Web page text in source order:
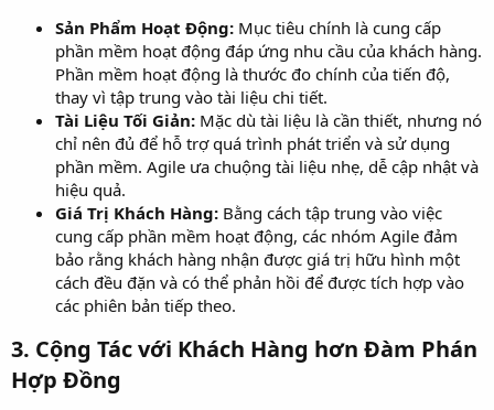
Sản Phẩm Hoạt Động: Mục tiêu chính là cung cấp
phần mềm hoạt động đáp ứng nhu cầu của khách hàng.
Phần mềm hoạt động là thước đo chính của tiến độ,
thay vì tập trung vào tài liệu chi tiết.
Tài Liệu Tối Giản: Mặc dù tài liệu là cần thiết, nhưng nó
chỉ nên đủ để hỗ trợ quá trình phát triển và sử dụng
phần mềm. Agile ưa chuộng tài liệu nhẹ, dễ cập nhật và
hiệu quả.
Giá Trị Khách Hàng: Bằng cách tập trung vào việc
cung cấp phần mềm hoạt động, các nhóm Agile đảm
bảo rằng khách hàng nhận được giá trị hữu hình một
cách đều đặn và có thể phản hồi để được tích hợp vào
các phiên bản tiếp theo.
3. Cộng Tác với Khách Hàng hơn Đàm Phán
Hợp Đồng